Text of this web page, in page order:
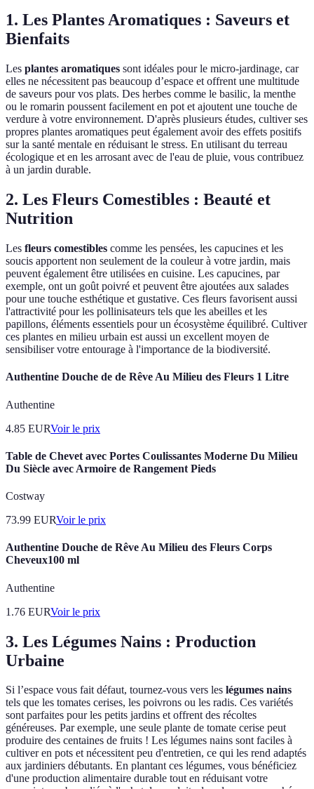
1. Les Plantes Aromatiques : Saveurs et
Bienfaits
Les plantes aromatiques sont idéales pour le micro-jardinage, car
elles ne nécessitent pas beaucoup d’espace et offrent une multitude
de saveurs pour vos plats. Des herbes comme le basilic, la menthe
ou le romarin poussent facilement en pot et ajoutent une touche de
verdure à votre environnement. D'après plusieurs études, cultiver ses
propres plantes aromatiques peut également avoir des effets positifs
sur la santé mentale en réduisant le stress. En utilisant du terreau
écologique et en les arrosant avec de l'eau de pluie, vous contribuez
à un jardin durable.
2. Les Fleurs Comestibles : Beauté et
Nutrition
Les fleurs comestibles comme les pensées, les capucines et les
soucis apportent non seulement de la couleur à votre jardin, mais
peuvent également être utilisées en cuisine. Les capucines, par
exemple, ont un goût poivré et peuvent être ajoutées aux salades
pour une touche esthétique et gustative. Ces fleurs favorisent aussi
l'attractivité pour les pollinisateurs tels que les abeilles et les
papillons, éléments essentiels pour un écosystème équilibré. Cultiver
ces plantes en milieu urbain est aussi un excellent moyen de
sensibiliser votre entourage à l'importance de la biodiversité.
Authentine Douche de de Rêve Au Milieu des Fleurs 1 Litre
Authentine
4.85 EURVoir le prix
Table de Chevet avec Portes Coulissantes Moderne Du Milieu
Du Siècle avec Armoire de Rangement Pieds
Costway
73.99 EURVoir le prix
Authentine Douche de Rêve Au Milieu des Fleurs Corps
Cheveux100 ml
Authentine
1.76 EURVoir le prix
3. Les Légumes Nains : Production
Urbaine
Si l’espace vous fait défaut, tournez-vous vers les légumes nains
tels que les tomates cerises, les poivrons ou les radis. Ces variétés
sont parfaites pour les petits jardins et offrent des récoltes
généreuses. Par exemple, une seule plante de tomate cerise peut
produire des centaines de fruits ! Les légumes nains sont faciles à
cultiver en pots et nécessitent peu d'entretien, ce qui les rend adaptés
aux jardiniers débutants. En plantant ces légumes, vous bénéficiez
d'une production alimentaire durable tout en réduisant votre